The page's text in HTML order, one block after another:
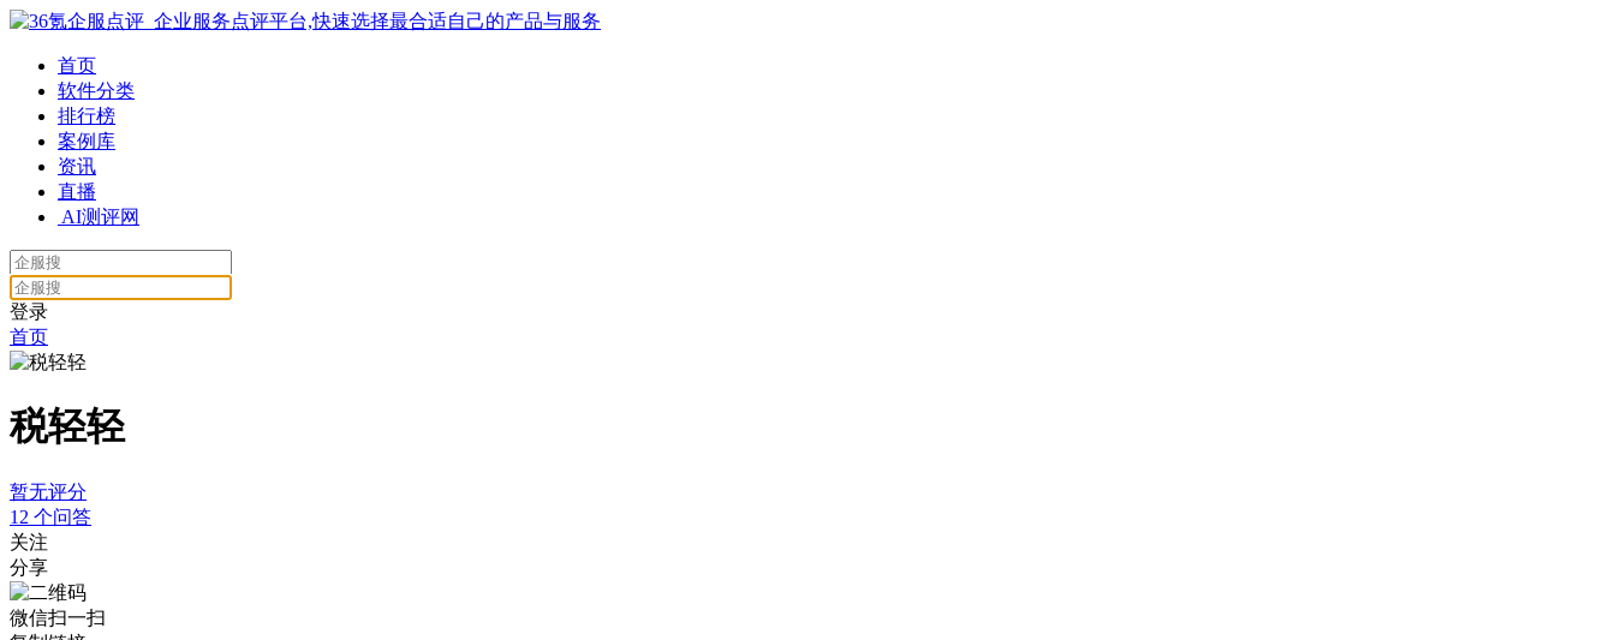
首页
软件分类
排行榜
案例库
资讯
直播
AI测评网
登录
首页
税轻轻
暂无评分
12 个问答
关注
分享
微信扫一扫